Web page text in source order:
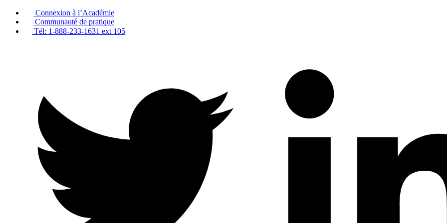
Passer
contenu
Connexion à l’Académie
Communauté de pratique
Tél: 1-888-233-1631 ext 105